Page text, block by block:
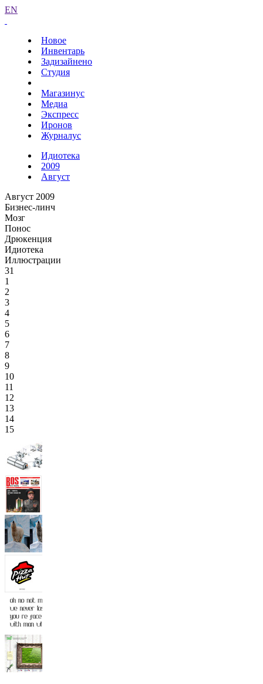
EN
Новое
Инвентарь
Задизайнено
Студия
Магазинус
Медиа
Экспресс
Иронов
Журналус
Идиотека
2009
Август
Август 2009
Бизнес-линч
Мозг
Понос
Дрюкенция
Идиотека
Иллюстрации
31
1
2
3
4
5
6
7
8
9
10
11
12
13
14
15